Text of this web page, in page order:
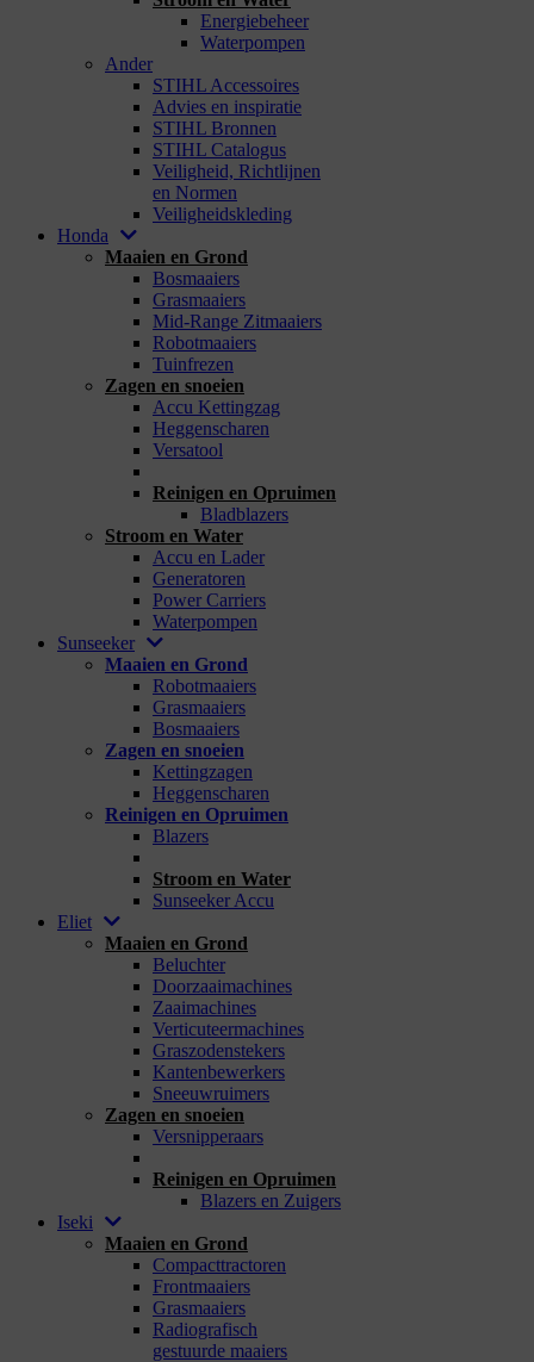
Energiebeheer
Waterpompen
Ander
STIHL Accessoires
Advies en inspiratie
STIHL Bronnen
STIHL Catalogus
Veiligheid, Richtlijnen
en Normen
Veiligheidskleding
Honda
Maaien en Grond
Bosmaaiers
Grasmaaiers
Mid-Range Zitmaaiers
Robotmaaiers
Tuinfrezen
Zagen en snoeien
Accu Kettingzag
Heggenscharen
Versatool
Reinigen en Opruimen
Bladblazers
Stroom en Water
Accu en Lader
Generatoren
Power Carriers
Waterpompen
Sunseeker
Maaien en Grond
Robotmaaiers
Grasmaaiers
Bosmaaiers
Zagen en snoeien
Kettingzagen
Heggenscharen
Reinigen en Opruimen
Blazers
Stroom en Water
Sunseeker Accu
Eliet
Maaien en Grond
Beluchter
Doorzaaimachines
Zaaimachines
Verticuteermachines
Graszodenstekers
Kantenbewerkers
Sneeuwruimers
Zagen en snoeien
Versnipperaars
Reinigen en Opruimen
Blazers en Zuigers
Iseki
Maaien en Grond
Compacttractoren
Frontmaaiers
Grasmaaiers
Radiografisch
gestuurde maaiers